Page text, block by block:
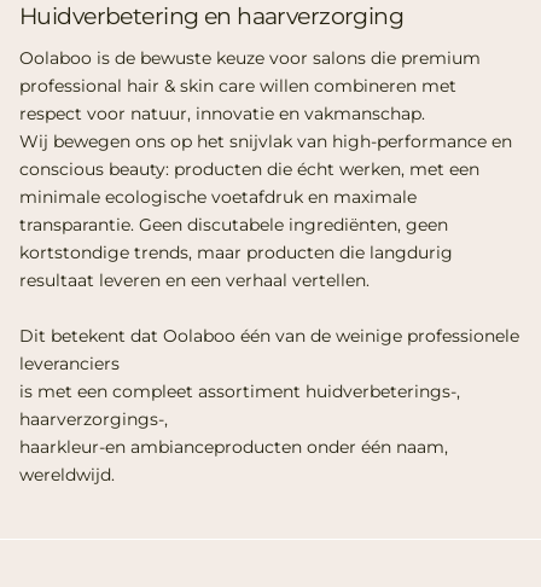
Huidverbetering en haarverzorging
Oolaboo is de bewuste keuze voor salons die premium
professional hair & skin care willen combineren met
respect voor natuur, innovatie en vakmanschap.
Wij bewegen ons op het snijvlak van high-performance en
conscious beauty: producten die écht werken, met een
minimale ecologische voetafdruk en maximale
transparantie. Geen discutabele ingrediënten, geen
kortstondige trends, maar producten die langdurig
resultaat leveren en een verhaal vertellen.
Dit betekent dat Oolaboo één van de weinige professionele
leveranciers
is met een compleet assortiment huidverbeterings-,
haarverzorgings-,
haarkleur-en ambianceproducten onder één naam,
wereldwijd.